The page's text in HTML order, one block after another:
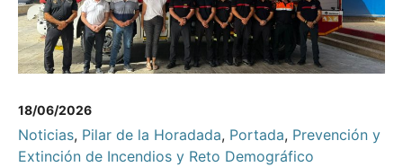
18/06/2026
Noticias, Pilar de la Horadada, Portada, Prevención y
Extinción de Incendios y Reto Demográfico